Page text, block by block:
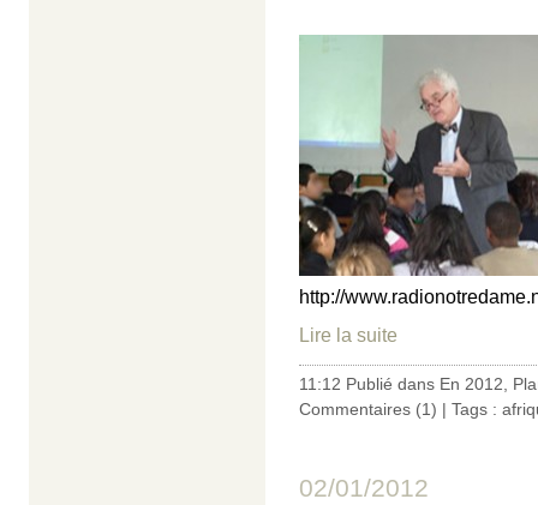
http://
Lire la suite
11:12 Publié dans En 2012
Commentaires (1) | Tags :
02/01/2012